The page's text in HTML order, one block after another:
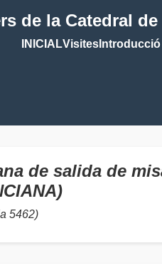
de la Catedral
INICIALVisitesIntroducció
de salida de
5462)